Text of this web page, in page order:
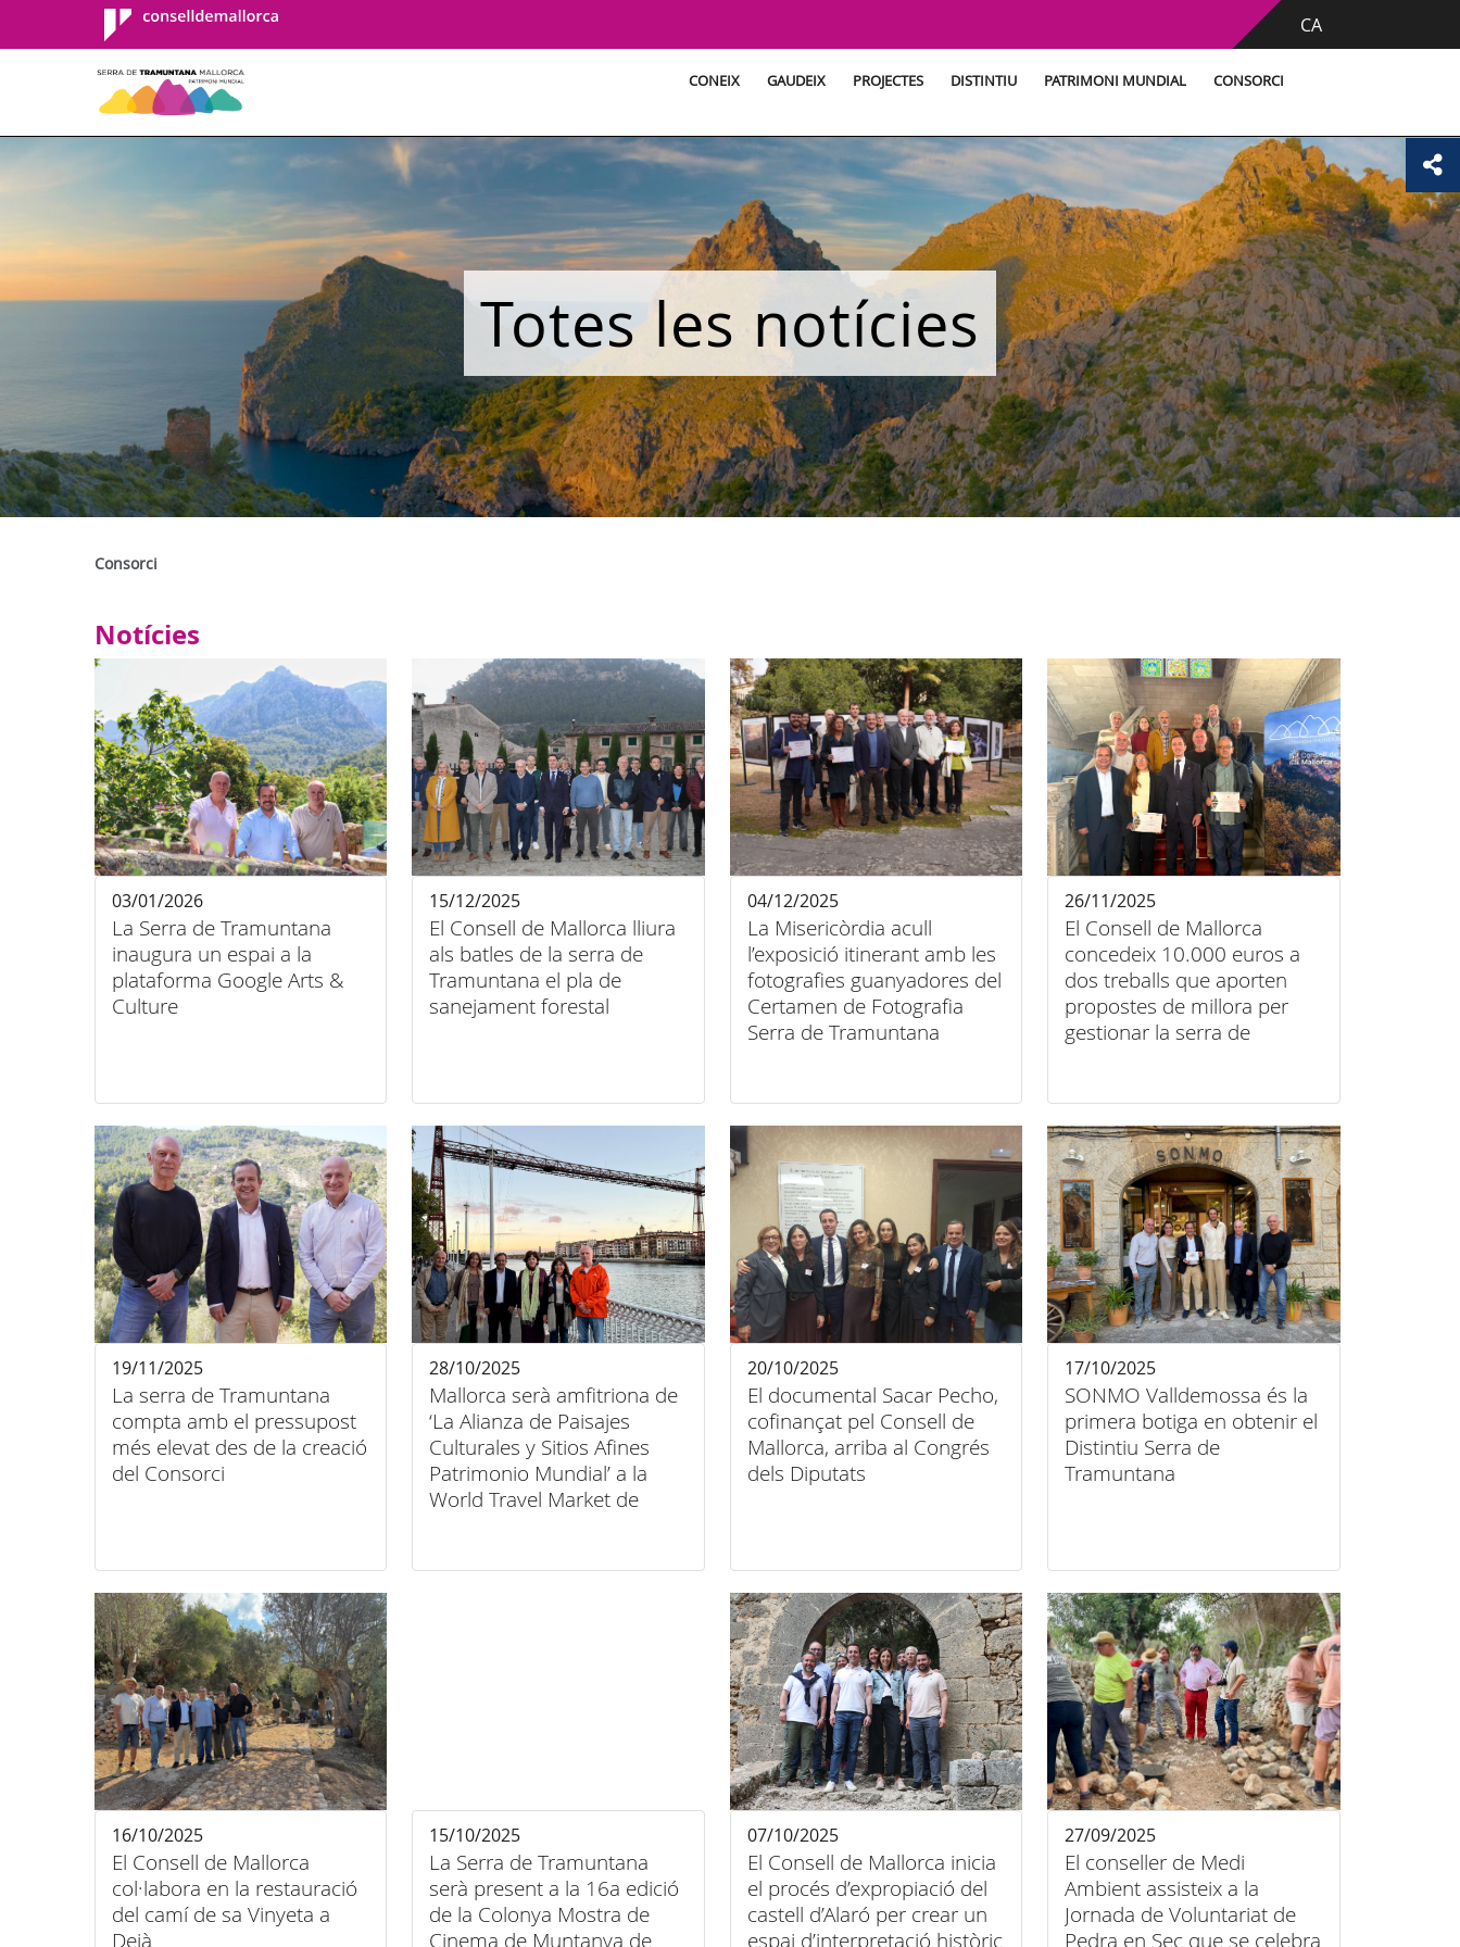
Consell de
Mallorca
CA
CONEIX GAUDEIX PROJECTES DISTINTIU PATRIMONI MUNDIAL CONSORCI
Totes les notícies
Consorci
Notícies
La Serra de Tramuntana
inaugura un espai a la
plataforma Google Arts &
Culture
03/01/2026
El Consell de Mallorca lliura
als batles de la serra de
Tramuntana el pla de
sanejament forestal
15/12/2025
La Misericòrdia acull
l’exposició itinerant amb les
fotografies guanyadores del
Certamen de Fotografia
Serra de Tramuntana
04/12/2025
El Consell de Mallorca
concedeix 10.000 euros a
dos treballs que aporten
propostes de millora per
gestionar la serra de
26/11/2025
La serra de Tramuntana
compta amb el pressupost
més elevat des de la creació
del Consorci
19/11/2025
Mallorca serà amfitriona de
‘La Alianza de Paisajes
Culturales y Sitios Afines
Patrimonio Mundial’ a la
World Travel Market de
28/10/2025
El documental Sacar Pecho,
cofinançat pel Consell de
Mallorca, arriba al Congrés
dels Diputats
20/10/2025
SONMO Valldemossa és la
primera botiga en obtenir el
Distintiu Serra de
Tramuntana
17/10/2025
El Consell de Mallorca
col·labora en la restauració
del camí de sa Vinyeta a
Deià
16/10/2025
La Serra de Tramuntana
serà present a la 16a edició
de la Colonya Mostra de
Cinema de Muntanya de
15/10/2025
El Consell de Mallorca inicia
el procés d’expropiació del
castell d’Alaró per crear un
espai d’interpretació històric
07/10/2025
El conseller de Medi
Ambient assisteix a la
Jornada de Voluntariat de
Pedra en Sec que se celebra
27/09/2025